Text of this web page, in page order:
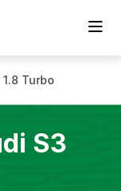
1.8 Turbo
S3